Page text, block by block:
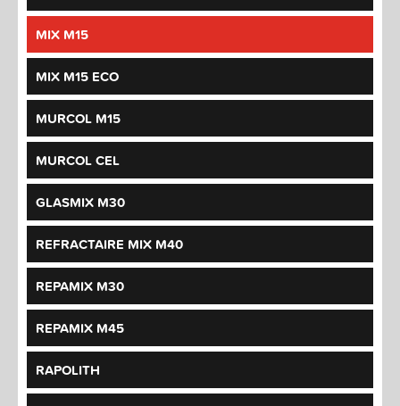
MIX M15
MIX M15 ECO
MURCOL M15
MURCOL CEL
GLASMIX M30
REFRACTAIRE MIX M40
REPAMIX M30
REPAMIX M45
RAPOLITH